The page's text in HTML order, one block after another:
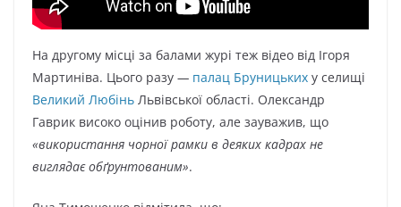
На другому місці за балами журі теж відео від Ігоря
Мартиніва. Цього разу — палац Бруницьких у селищі
Великий Любінь Львівської області. Олександр
Гаврик високо оцінив роботу, але зауважив, що
«використання чорної рамки в деяких кадрах не
виглядає обґрунтованим».